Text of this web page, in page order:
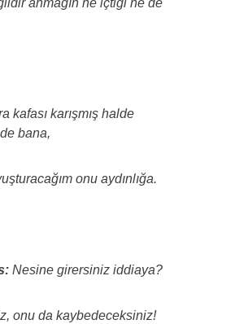
ahmağın ne içtiği ne de
kafası karışmış halde
bana,
onu aydınlığa.
Nesine girersiniz iddiaya?
onu da kaybedeceksiniz!